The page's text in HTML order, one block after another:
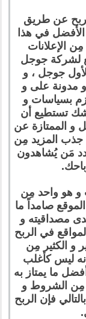
عن طريق
الأفضل في هذا
الإعلانات
لشركة جوجل
جوجل ، و
مدونة على و
بسياسات و
تستطيع أن
و الممتازة عن
المزيد مِن
مَن يُشاهدون
و هو واحد مِن
صامداً ما
مصداقيته و
في الربح
و الكثير مِن
ليس كأغلب
ما يمتاز به
مِن الشروط و
فإن الربح